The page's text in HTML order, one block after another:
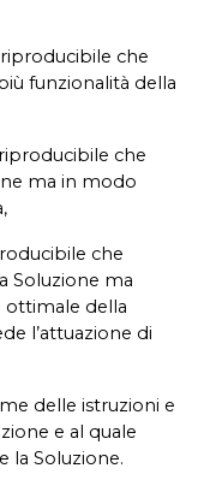
che
funzionalità della
che
ma in modo
che
Soluzione ma
ottimale della
l’attuazione di
delle istruzioni e
e al quale
la Soluzione.